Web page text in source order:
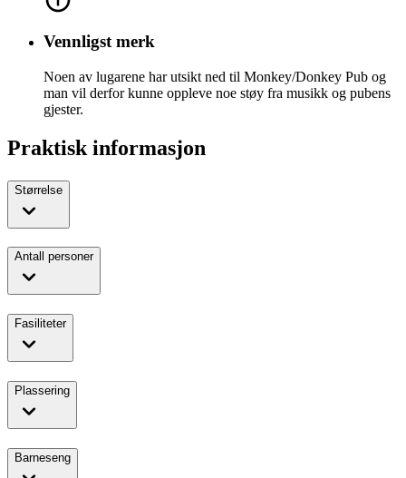
Vennligst merk
Noen av lugarene har utsikt ned til Monkey/Donkey Pub og
man vil derfor kunne oppleve noe støy fra musikk og pubens
gjester.
Praktisk informasjon
Størrelse
Antall personer
Fasiliteter
Plassering
Barneseng